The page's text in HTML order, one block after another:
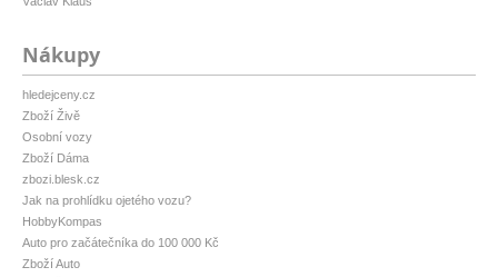
Nákupy
hledejceny.cz
Zboží Živě
Osobní vozy
Zboží Dáma
zbozi.blesk.cz
Jak na prohlídku ojetého vozu?
HobbyKompas
Auto pro začátečníka do 100 000 Kč
Zboží Auto